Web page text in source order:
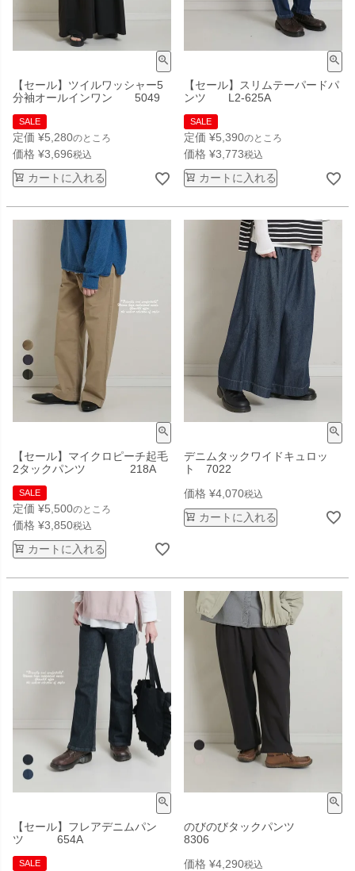
【セール】ツイルワッシャー5
分袖オールインワン 5049
SALE
定価 ¥5,280のところ
価格 ¥3,696税込
カートに入れる
【セール】スリムテーパードパ
ンツ L2-625A
SALE
定価 ¥5,390のところ
価格 ¥3,773税込
カートに入れる
【セール】マイクロピーチ起毛
2タックパンツ 218A
SALE
定価 ¥5,500のところ
価格 ¥3,850税込
カートに入れる
デニムタックワイドキュロッ
ト 7022
価格 ¥4,070税込
カートに入れる
【セール】フレアデニムパン
ツ 654A
SALE
のびのびタックパンツ
8306
価格 ¥4,290税込